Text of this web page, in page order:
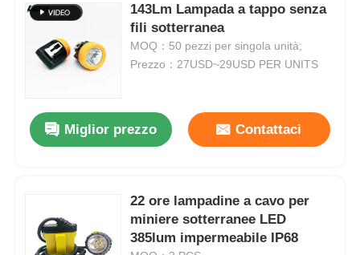
Mostra VR
Fatory Tour
Controllo di qualità
143Lm Lampada a tappo senza
fili sotterranea
MOQ：50 pezzi per singola unità;
Prezzo：27USD~29USD PER UNITS
Miglior prezzo Contattaci
22 ore lampadine a cavo per
miniere sotterranee LED
385lum impermeabile IP68